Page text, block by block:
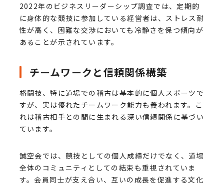
2022年のビジネスリーダーシップ調査では、定期的
に身体的な競技に参加している経営者は、ストレス耐
性が高く、困難な交渉においても冷静さを保つ傾向が
あることが示されています。
チームワークと信頼関係構築
格闘技、特に道場での稽古は基本的に個人スポーツで
すが、実は優れたチームワーク能力も養われます。こ
れは稽古相手との間に生まれる深い信頼関係に基づい
ています。
誠空会では、競技としての個人成績だけでなく、道場
全体のコミュニティとしての結束も重視されていま
す。会員同士が支え合い、互いの成長を促進する文化